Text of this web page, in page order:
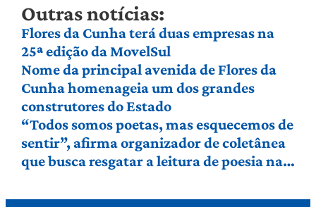
Outras notícias:
Flores da Cunha terá duas empresas na
25ª edição da MovelSul
Nome da principal avenida de Flores da
Cunha homenageia um dos grandes
construtores do Estado
“Todos somos poetas, mas esquecemos de
sentir”, afirma organizador de coletânea
que busca resgatar a leitura de poesia na